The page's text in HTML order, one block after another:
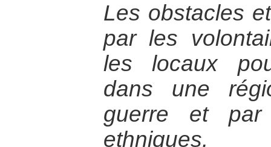
Les obstacles
par les
les locaux
dans une
guerre et par
ethniques.